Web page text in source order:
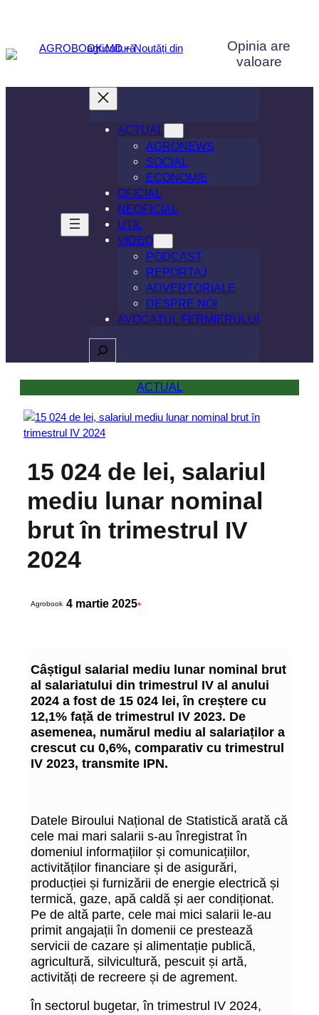
conținut
Opinia are
valoare
ACTUAL
AGRONEWS
SOCIAL
ECONOMIE
OFICIAL
NEOFICIAL
UTIL
VIDEO
PODCAST
REPORTAJ
ADVERTORIALE
DESPRE NOI
AVOCATUL FERMIERULUI
Caută
ACTUAL
15 024 de lei, salariul
mediu lunar nominal
brut în trimestrul IV
2024
Agrobook 4 martie 2025•
Câștigul salarial mediu lunar nominal brut
al salariatului din trimestrul IV al anului
2024 a fost de 15 024 lei, în creștere cu
12,1% față de trimestrul IV 2023. De
asemenea, numărul mediu al salariaților a
crescut cu 0,6%, comparativ cu trimestrul
IV 2023, transmite IPN.
Datele Biroului Național de Statistică arată că
cele mai mari salarii s-au înregistrat în
domeniul informațiilor și comunicațiilor,
activităților financiare și de asigurări,
producției și furnizării de energie electrică și
termică, gaze, apă caldă și aer condiționat.
Pe de altă parte, cele mai mici salarii le-au
primit angajații în domenii ce prestează
servicii de cazare și alimentație publică,
agricultură, silvicultură, pescuit și artă,
activități de recreere și de agrement.
În sectorul bugetar, în trimestrul IV 2024,